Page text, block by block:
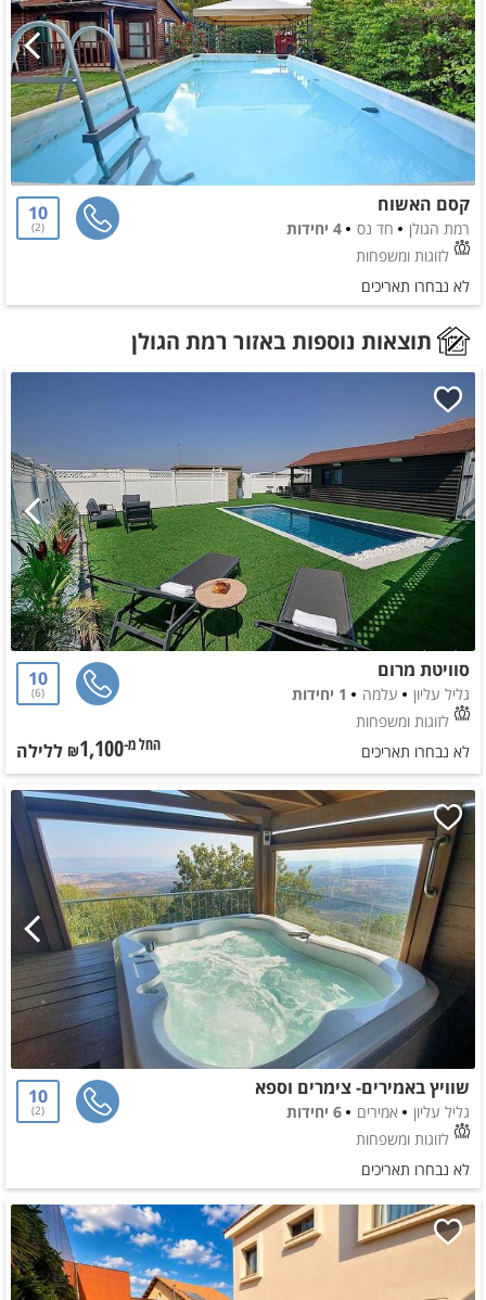
קסם האשוח
רמת הגולן חד נס
4 יחידות
לזוגות ומשפחות
10
2
לא נבחרו תאריכים
תוצאות נוספות באזור רמת הגולן
סוויטת מרום
גליל עליון עלמה
1 יחידות
לזוגות ומשפחות
10
6
לא נבחרו תאריכים החל מ-₪1,100 ללילה
שוויץ באמירים- צימרים וספא
גליל עליון אמירים
6 יחידות
לזוגות ומשפחות
10
2
לא נבחרו תאריכים